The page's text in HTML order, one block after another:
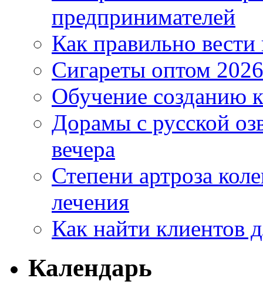
предпринимателей
Как правильно
Сигареты оптом
Обучение созданию
Дорамы с русской
вечера
Степени артроза
лечения
Как найти клиентов
Календарь